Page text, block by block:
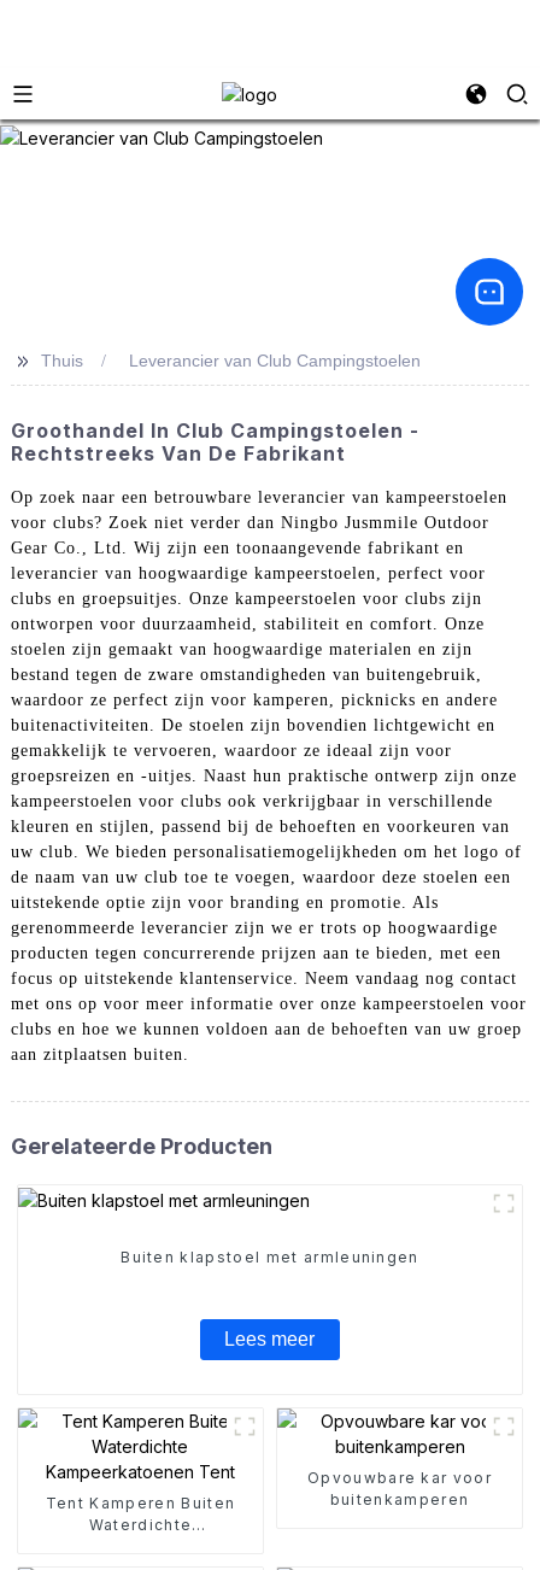
>> Thuis Leverancier van Club Campingstoelen
Groothandel In Club Campingstoelen -
Rechtstreeks Van De Fabrikant
Op zoek naar een betrouwbare leverancier van kampeerstoelen
voor clubs? Zoek niet verder dan Ningbo Jusmmile Outdoor
Gear Co., Ltd. Wij zijn een toonaangevende fabrikant en
leverancier van hoogwaardige kampeerstoelen, perfect voor
clubs en groepsuitjes. Onze kampeerstoelen voor clubs zijn
ontworpen voor duurzaamheid, stabiliteit en comfort. Onze
stoelen zijn gemaakt van hoogwaardige materialen en zijn
bestand tegen de zware omstandigheden van buitengebruik,
waardoor ze perfect zijn voor kamperen, picknicks en andere
buitenactiviteiten. De stoelen zijn bovendien lichtgewicht en
gemakkelijk te vervoeren, waardoor ze ideaal zijn voor
groepsreizen en -uitjes. Naast hun praktische ontwerp zijn onze
kampeerstoelen voor clubs ook verkrijgbaar in verschillende
kleuren en stijlen, passend bij de behoeften en voorkeuren van
uw club. We bieden personalisatiemogelijkheden om het logo of
de naam van uw club toe te voegen, waardoor deze stoelen een
uitstekende optie zijn voor branding en promotie. Als
gerenommeerde leverancier zijn we er trots op hoogwaardige
producten tegen concurrerende prijzen aan te bieden, met een
focus op uitstekende klantenservice. Neem vandaag nog contact
met ons op voor meer informatie over onze kampeerstoelen voor
clubs en hoe we kunnen voldoen aan de behoeften van uw groep
aan zitplaatsen buiten.
Gerelateerde Producten
Buiten klapstoel met armleuningen
Lees meer
Tent Kamperen Buiten
Waterdichte
Opvouwbare kar voor
buitenkamperen